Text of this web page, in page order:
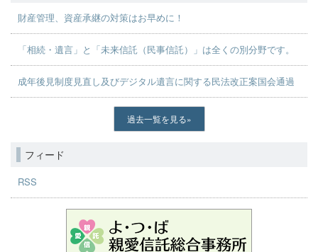
財産管理、資産承継の対策はお早めに！
「相続・遺言」と「未来信託（民事信託）」は全くの別分野です。
成年後見制度見直し及びデジタル遺言に関する民法改正案国会通過
過去一覧を見る
フィード
RSS